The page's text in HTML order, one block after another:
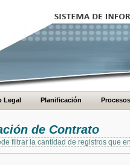
Legal Planificación Procesos
de Contrato
filtrar la cantidad de registros que